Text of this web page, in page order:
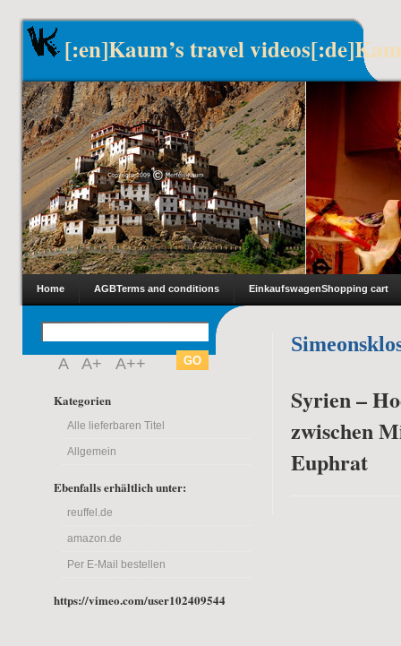
[:en]Kaum’s travel
Home AGBTerms and conditions EinkaufswagenShopping cart
A A+ A++
Kategorien
Alle lieferbaren Titel
Allgemein
Ebenfalls erhältlich unter:
reuffel.de
amazon.de
Per E-Mail bestellen
https://vimeo.com/user102409544
Syrien –
zwischen
Euphrat